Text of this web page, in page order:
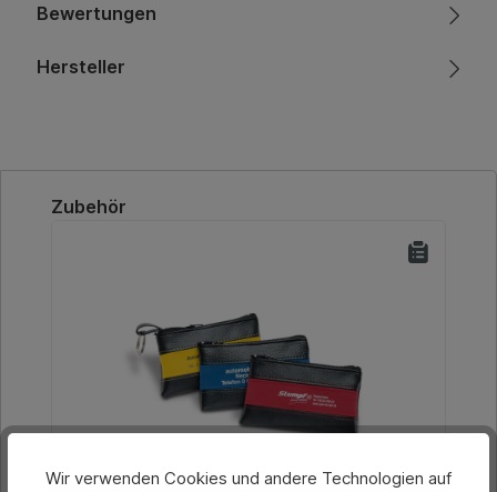
Bewertungen
Hersteller
Produktgalerie überspringen
Zubehör
Wir verwenden Cookies und andere Technologien auf